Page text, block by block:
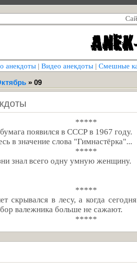
анекдоты | Видео анекдоты | Смешные
» 09
*****
появился в СССР в 1967 году.
в значение слова "Гимнастёрка"...
*****
знал всего одну умную женщину.
*****
скрывался в лесу, а когда
валежника больше не сажают.
*****